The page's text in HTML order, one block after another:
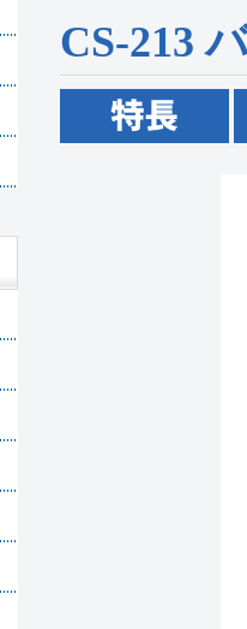
CS-213